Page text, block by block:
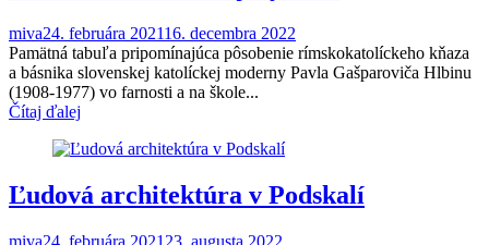
miva24. februára 202116. decembra 2022
Pamätná tabuľa pripomínajúca pôsobenie rímskokatolíckeho kňaza
a básnika slovenskej katolíckej moderny Pavla Gašparoviča Hlbinu
(1908-1977) vo farnosti a na škole...
Čítaj ďalej
Ľudová architektúra v Podskalí
miva24. februára 2021 23. augusta 2022